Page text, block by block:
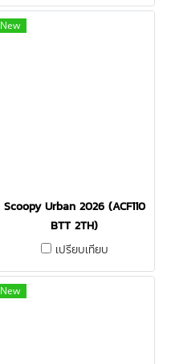
New
Scoopy Urban 2026 (ACF110
BTT 2TH)
เปรียบเทียบ
New